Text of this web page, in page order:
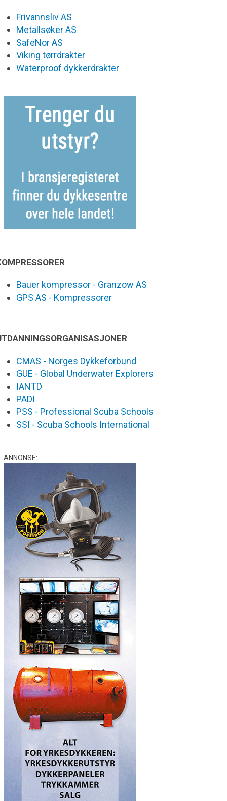
Frivannsliv AS
Metallsøker AS
SafeNor AS
Viking tørrdrakter
Waterproof dykkerdrakter
Bauer kompressor - Granzow AS
GPS AS - Kompressorer
CMAS - Norges Dykkeforbund
GUE - Global Underwater Explorers
IANTD
PADI
PSS - Professional Scuba Schools
SSI - Scuba Schools International
ANNONSE: